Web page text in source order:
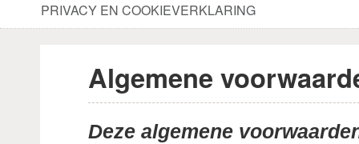
PRIVACY EN COOKIEVERKLARING
Algemene
Deze algemene